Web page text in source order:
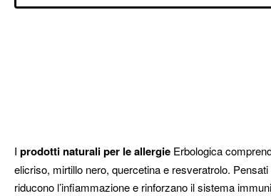
I prodotti naturali per le allergie Erbologica
elicriso, mirtillo nero, quercetina e resveratrolo.
riducono l’infiammazione e rinforzano il sistema